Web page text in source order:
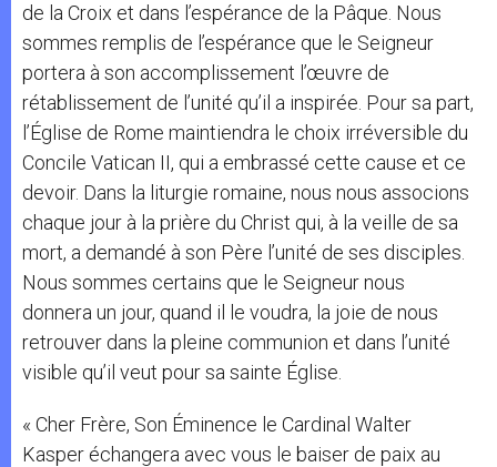
de la Croix et dans l’espérance de la Pâque. Nous
sommes remplis de l’espérance que le Seigneur
portera à son accomplissement l’œuvre de
rétablissement de l’unité qu’il a inspirée. Pour sa part,
l’Église de Rome maintiendra le choix irréversible du
Concile Vatican II, qui a embrassé cette cause et ce
devoir. Dans la liturgie romaine, nous nous associons
chaque jour à la prière du Christ qui, à la veille de sa
mort, a demandé à son Père l’unité de ses disciples.
Nous sommes certains que le Seigneur nous
donnera un jour, quand il le voudra, la joie de nous
retrouver dans la pleine communion et dans l’unité
visible qu’il veut pour sa sainte Église.
« Cher Frère, Son Éminence le Cardinal Walter
Kasper échangera avec vous le baiser de paix au